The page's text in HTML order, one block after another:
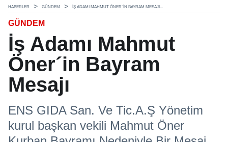
HABERLER GÜNDEM İŞ ADAMI MAHMUT ÖNER´IN BAYRAM MESAJI...
GÜNDEM
İş Adamı Mahmut
Öner´in Bayram
Mesajı
ENS GIDA San. Ve Tic.A.Ş Yönetim
kurul başkan vekili Mahmut Öner